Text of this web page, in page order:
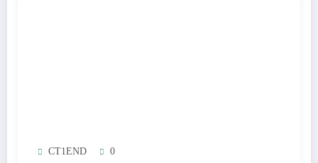
CT1END 0